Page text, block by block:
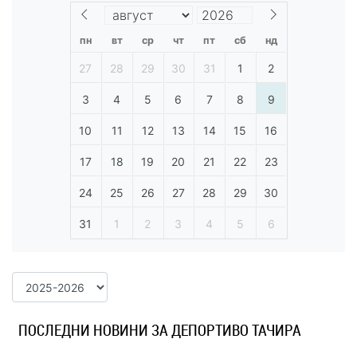
пн вт ср чт пт сб нд
27 28 29 30 31 1 2
3 4 5 6 7 8 9
10 11 12 13 14 15 16
17 18 19 20 21 22 23
24 25 26 27 28 29 30
31 1 2 3 4 5 6
ПОСЛЕДНИ НОВИНИ ЗА ДЕПОРТИВО ТАЧИРА